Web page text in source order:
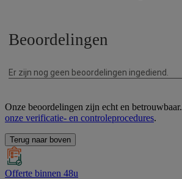
Onze beoordelingen zijn echt en betrouwbaar.
onze verificatie- en controleprocedures.
Terug naar boven
Offerte binnen 48u